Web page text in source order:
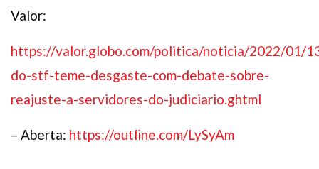
Valor:
https://valor.globo.com/politica/noticia/2022/01/
do-stf-teme-desgaste-com-debate-sobre-
reajuste-a-servidores-do-judiciario.ghtml
– Aberta: https://outline.com/LySyAm